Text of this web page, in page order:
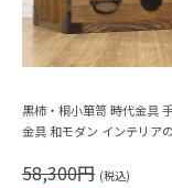
黒柿・桐小箪笥 時代金具
金具 和モダン インテリア
58,300円 (税込)